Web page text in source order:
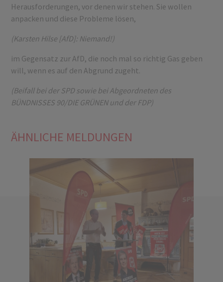
Herausforderungen, vor denen wir stehen. Sie wollen
anpacken und diese Probleme lösen,
(Karsten Hilse [AfD]: Niemand!)
im Gegensatz zur AfD, die noch mal so richtig Gas geben
will, wenn es auf den Abgrund zugeht.
(Beifall bei der SPD sowie bei Abgeordneten des
BÜNDNISSES 90/DIE GRÜNEN und der FDP)
ÄHNLICHE MELDUNGEN